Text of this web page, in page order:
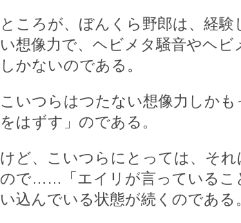
ところが、ぼんくら野郎は、経
い想像力で、ヘビメタ騒音やヘビ
しかないのである。
こいつらはつたない想像力しか
をはずす」のである。
けど、こいつらにとっては、そ
ので……「エイリが言っているこ
い込んでいる状態が続くのである